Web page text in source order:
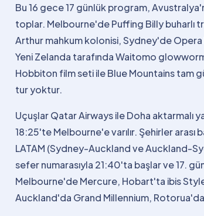
Bu 16 gece 17 günlük program,
toplar. Melbourne'de Puffing Billy buharlı
Arthur mahkum kolonisi, Sydney'de Opera
Yeni Zelanda tarafında Waitomo
Hobbiton film seti ile Blue Mountains tam
tur yoktur.
Uçuşlar Qatar Airways ile Doha aktarmalı
18:25'te Melbourne'e varılır. Şehirler
LATAM (Sydney-Auckland ve Auckland-
sefer numarasıyla 21:40'ta başlar ve 17.
Melbourne'de Mercure, Hobart'ta ibis
Auckland'da Grand Millennium,